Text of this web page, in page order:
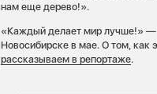
нам еще дерево!».
«Каждый делает мир лучше!» —
Новосибирске в мае. О том, как
рассказываем в репортаже.